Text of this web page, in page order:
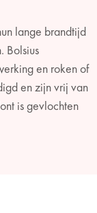
lange brandtijd
Bolsius
en roken of
en zijn vrij van
is gevlochten